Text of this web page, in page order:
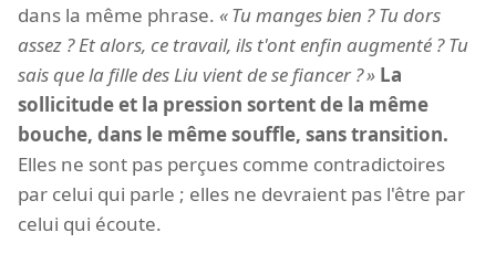
dans la même phrase.
Tu manges bien ? Tu dors
assez ? Et alors, ce travail, ils t'ont enfin augmenté ? Tu
sais que la fille des Liu vient de se fiancer ?
La
sollicitude et la pression sortent de la même
bouche, dans le même souffle, sans transition.
Elles ne sont pas perçues comme contradictoires
par celui qui parle ; elles ne devraient pas l'être par
celui qui écoute.